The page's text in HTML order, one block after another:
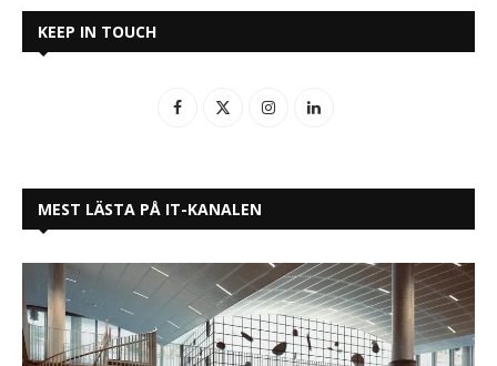
KEEP IN TOUCH
MEST LÄSTA PÅ IT-KANALEN